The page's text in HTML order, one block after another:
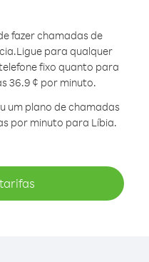
fazer chamadas de
Ligue para qualquer
fixo quanto para
36.9 ¢ por minuto.
um plano de chamadas
por minuto para Líbia.